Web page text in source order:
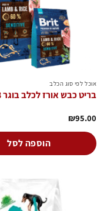
האפשרויות
אוכל לפי סוג הכלב
בריט כבש אורז לכלב בוגר 3 ק"ג
₪95.00
הוספה לסל